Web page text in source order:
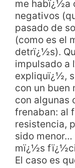
me habï¿½a
negativos
pasado de
(como es el
detrï¿½s).
impulsado a
expliquï¿½,
con un buen
con algunas
frenaban: al
resistencia,
sido
mï¿½s
El caso es